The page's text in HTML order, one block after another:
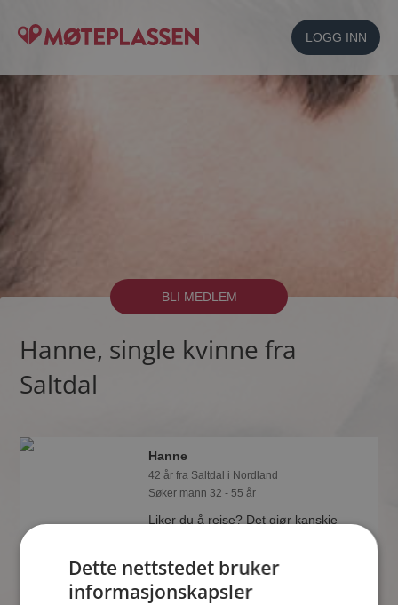
LOGG INN
BLI MEDLEM
Hanne, single kvinne fra
Saltdal
Hanne
42 år fra Saltdal i Nordland
Søker mann 32 - 55 år
Liker du å reise? Det gjør kanskje
spennende fakta.
Dette nettstedet bruker
informasjonskapsler